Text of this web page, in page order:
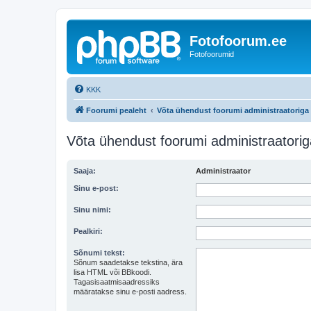
Fotofoorum.ee
Fotofoorumid
KKK
Foorumi pealeht Võta ühendust foorumi administraatoriga
Võta ühendust foorumi
Saaja: Administraator
Sinu e-post:
Sinu nimi:
Pealkiri:
Sõnumi tekst:
Sõnum saadetakse tekstina, ära
lisa HTML või BBkoodi.
Tagasisaatmisaadressiks
määratakse sinu e-posti aadress.